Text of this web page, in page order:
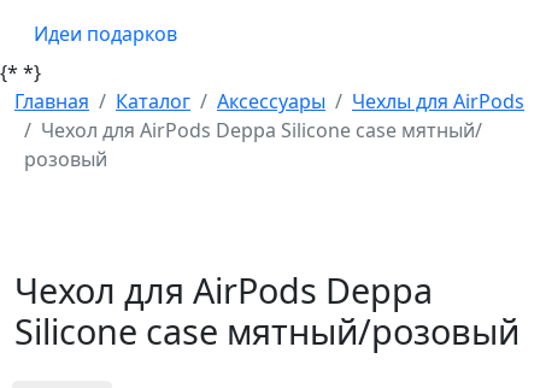
Идеи подарков
{* *}
Главная
Каталог Аксессуары
Чехлы для AirPods
Чехол для AirPods Deppa Silicone case мятный/
розовый
Чехол для AirPods Deppa
Silicone case мятный/розовый